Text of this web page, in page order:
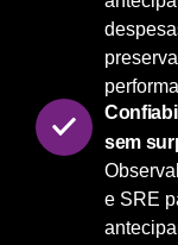
sem
e SRE